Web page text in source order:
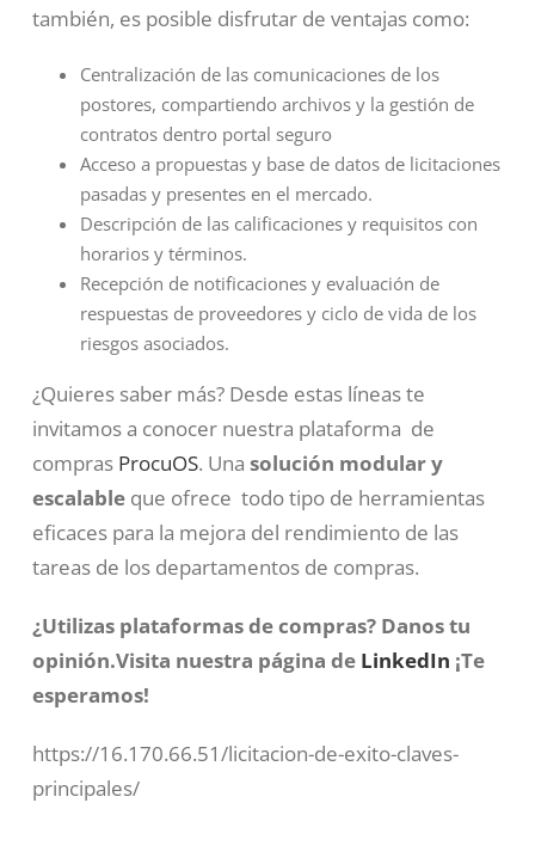
también, es posible disfrutar de ventajas como:
Centralización de las comunicaciones de los
postores, compartiendo archivos y la gestión de
contratos dentro portal seguro
Acceso a propuestas y base de datos de licitaciones
pasadas y presentes en el mercado.
Descripción de las calificaciones y requisitos con
horarios y términos.
Recepción de notificaciones y evaluación de
respuestas de proveedores y ciclo de vida de los
riesgos asociados.
¿Quieres saber más? Desde estas líneas te
invitamos a conocer nuestra plataforma de
compras ProcuOS. Una solución modular y
escalableque ofrece todo tipo de herramientas
eficaces para la mejora del rendimiento de las
tareas de los departamentos de compras.
¿Utilizas plataformas de compras? Danos tu
opinión.Visita nuestra página de LinkedIn ¡Te
esperamos!
https://16.170.66.51/licitacion-de-exito-claves-
principales/